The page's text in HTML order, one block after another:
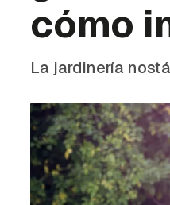
cómo
La jardinería